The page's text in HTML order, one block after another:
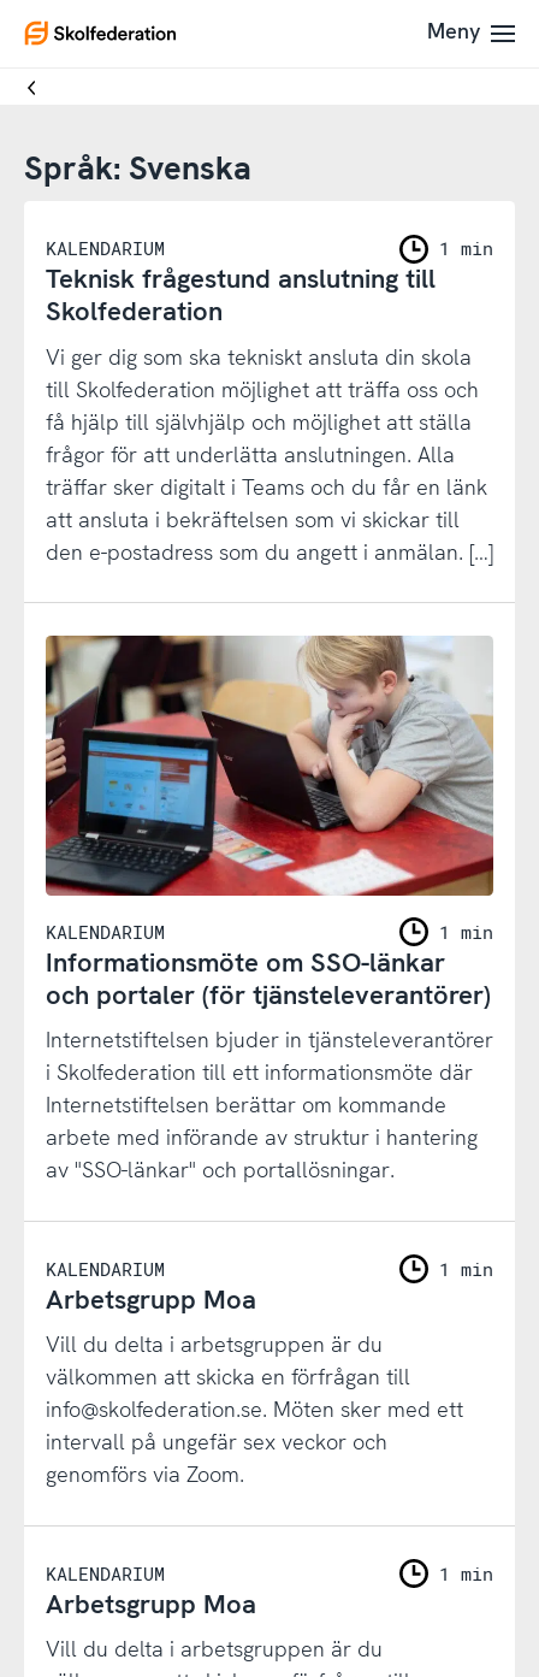
navigering
innehållet
To
Meny
Språk: Svenska
KALENDARIUM 1 min
Teknisk frågestund anslutning till
Skolfederation
Vi ger dig som ska tekniskt ansluta din skola
till Skolfederation möjlighet att träffa oss och
få hjälp till självhjälp och möjlighet att ställa
frågor för att underlätta anslutningen. Alla
träffar sker digitalt i Teams och du får en länk
att ansluta i bekräftelsen som vi skickar till
den e-postadress som du angett i anmälan. […]
KALENDARIUM 1 min
Informationsmöte om SSO-länkar
och portaler (för tjänsteleverantörer)
Internetstiftelsen bjuder in tjänsteleverantörer
i Skolfederation till ett informationsmöte där
Internetstiftelsen berättar om kommande
arbete med införande av struktur i hantering
av "SSO-länkar" och portallösningar.
KALENDARIUM 1 min
Arbetsgrupp Moa
Vill du delta i arbetsgruppen är du
välkommen att skicka en förfrågan till
info@skolfederation.se. Möten sker med ett
intervall på ungefär sex veckor och
genomförs via Zoom.
KALENDARIUM 1 min
Arbetsgrupp Moa
Vill du delta i arbetsgruppen är du